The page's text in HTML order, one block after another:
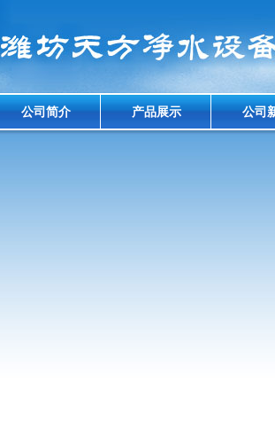
公司简介 产品展示 公司